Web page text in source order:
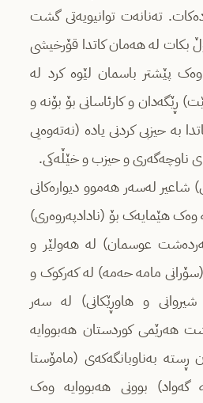
تەنانەت توانیویەتی گشت
بکات لە هەمان کاتدا قۆرخیشی
پێشتر باسمان لێوە کرد لە
ڕێگەدان و کارئاسانی بۆ بۆنە و
بە حیزبی کردنی یادە (نەتەوەیی
ناوچەگەری و حیزب و خێڵەکی.
شاعیر لەسەر هەموو دیوارەکانی
وەک هێمایەک بۆ (نادادپەروەری)
عوسمان) لە هەولێر و
(سۆرانی مامە حەمە) لە کەرکوک و
و هاوڕێکانی) لە سەر
هەرێمی کوردستان هەبووایە
ڕستە بەناوبانگەکەی (مامۆستا
بوونی هەبووایە وەک